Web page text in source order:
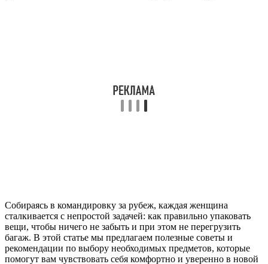
Собираясь в командировку за рубеж, каждая женщина
сталкивается с непростой задачей: как правильно упаковать
вещи, чтобы ничего не забыть и при этом не перегрузить
багаж. В этой статье мы предлагаем полезные советы и
рекомендации по выбору необходимых предметов, которые
помогут вам чувствовать себя комфортно и уверенно в новой